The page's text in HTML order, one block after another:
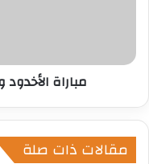
مباراة
مقالات ذات صلة